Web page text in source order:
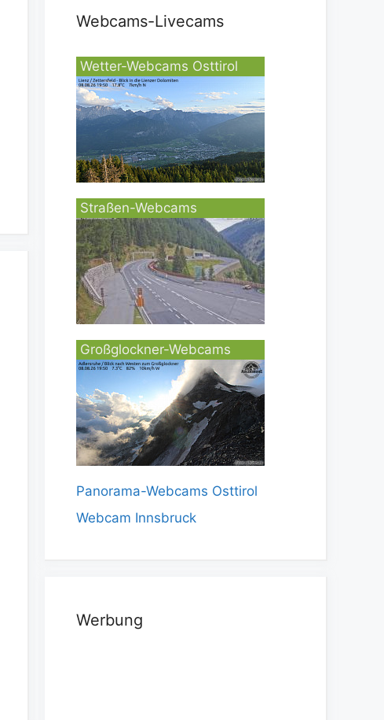
Webcams-Livecams
Wetter-Webcams Osttirol
Straßen-Webcams
Großglockner-Webcams
Panorama-Webcams Osttirol
Webcam Innsbruck
Werbung